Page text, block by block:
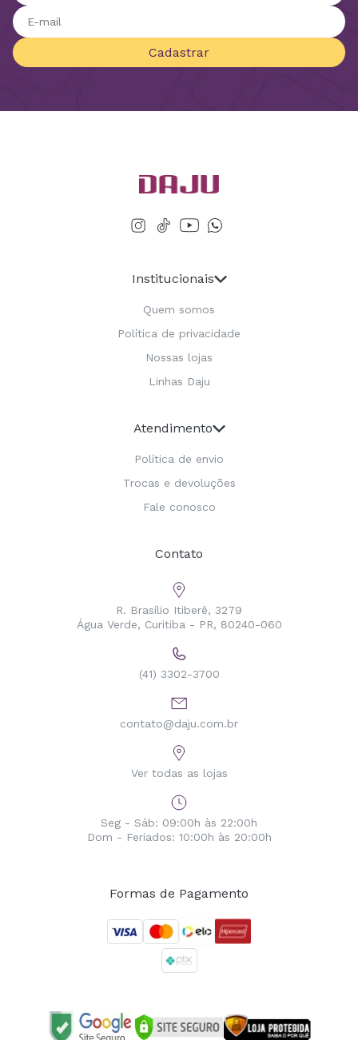
Cadastrar
Institucionais
Quem somos
Política de privacidade
Nossas lojas
Linhas Daju
Atendimento
Política de envio
Trocas e devoluções
Fale conosco
Contato
R. Brasílio Itiberê, 3279
Água Verde, Curitiba - PR, 80240-060
(41) 3302-3700
contato@daju.com.br
Ver todas as lojas
Seg - Sáb: 09:00h às 22:00h
Dom - Feriados: 10:00h às 20:00h
Formas de Pagamento